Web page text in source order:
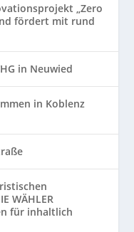
„Zero
fördert mit rund
in Neuwied
in Koblenz
WÄHLER
für inhaltlich